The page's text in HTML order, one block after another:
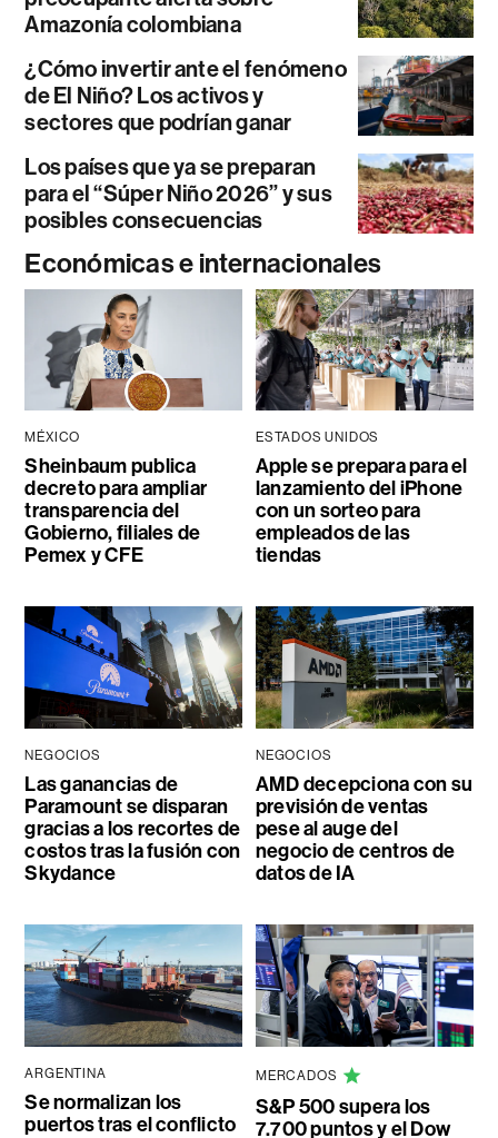
Amazonía colombiana
¿Cómo invertir ante el fenómeno
de El Niño? Los activos y
sectores que podrían ganar
Los países que ya se preparan
para el “Súper Niño 2026” y sus
posibles consecuencias
Económicas e internacionales
MÉXICO
Sheinbaum publica
decreto para ampliar
transparencia del
Gobierno, filiales de
Pemex y CFE
ESTADOS UNIDOS
Apple se prepara para el
lanzamiento del iPhone
con un sorteo para
empleados de las
tiendas
NEGOCIOS
Las ganancias de
Paramount se disparan
gracias a los recortes de
costos tras la fusión con
Skydance
NEGOCIOS
AMD decepciona con su
previsión de ventas
pese al auge del
negocio de centros de
datos de IA
ARGENTINA
Se normalizan los
puertos tras el conflicto
MERCADOS
S&P 500 supera los
7.700 puntos y el Dow